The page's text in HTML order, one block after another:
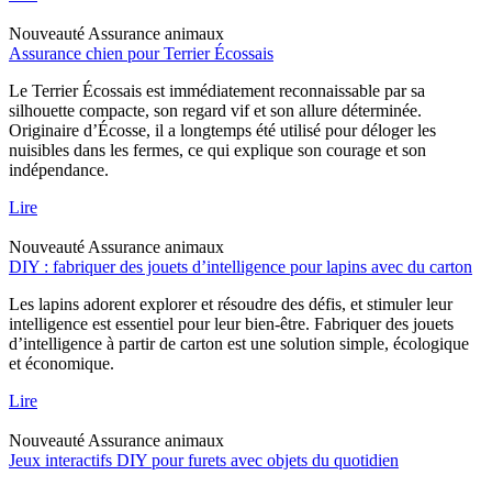
Nouveauté Assurance animaux
Assurance chien pour Terrier Écossais
Le Terrier Écossais est immédiatement reconnaissable par sa
silhouette compacte, son regard vif et son allure déterminée.
Originaire d’Écosse, il a longtemps été utilisé pour déloger les
nuisibles dans les fermes, ce qui explique son courage et son
indépendance.
Lire
Nouveauté Assurance animaux
DIY : fabriquer des jouets d’intelligence pour lapins avec du carton
Les lapins adorent explorer et résoudre des défis, et stimuler leur
intelligence est essentiel pour leur bien-être. Fabriquer des jouets
d’intelligence à partir de carton est une solution simple, écologique
et économique.
Lire
Nouveauté Assurance animaux
Jeux interactifs DIY pour furets avec objets du quotidien